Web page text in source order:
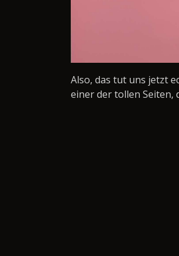
Also, das tut uns jetzt
einer der tollen Seiten,